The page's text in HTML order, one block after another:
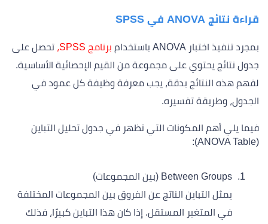
قراءة نتائج ANOVA في SPSS
بمجرد تنفيذ اختبار ANOVA باستخدام برنامج SPSS،
تحصل على
جدول نتائج يحتوي على مجموعة من القيم الإحصائية الأساسية.
لفهم هذه النتائج بدقة، يجب معرفة وظيفة كل عمود في
الجدول، وطريقة تفسيره.
فيما يلي أهم المكونات التي تظهر في جدول تحليل التباين
(ANOVA Table):
Between Groups (بين المجموعات)
يمثل التباين الناتج عن الفروق بين المجموعات المختلفة
في المتغير المستقل. إذا كان هذا التباين كبيرًا، فذلك